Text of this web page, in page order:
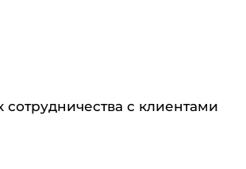
с клиентами